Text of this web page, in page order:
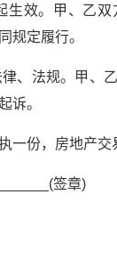
生效。甲、乙
规定履行。
、法规。甲、
诉。
一份，房地产交
签章)